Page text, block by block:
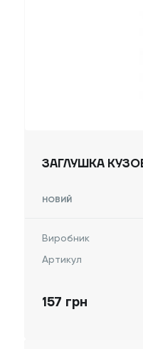
ЗАГЛУШКА
НОВИЙ
Виробник
Артикул
157 грн